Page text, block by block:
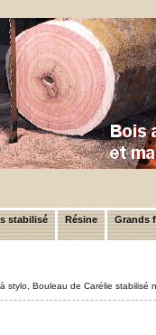
stabilisé Résine Grands
stylo, Bouleau de Carélie stabilisé